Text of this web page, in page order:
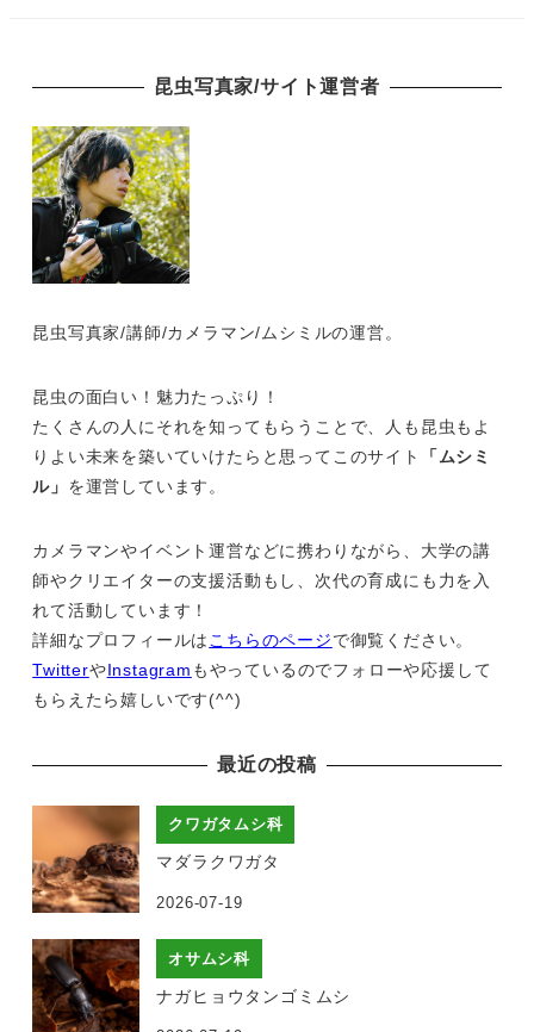
昆虫写真家/サイト運営者
昆虫写真家/講師/カメラマン/ムシミルの運営。
昆虫の面白い！魅力たっぷり！
たくさんの人にそれを知ってもらうことで、人も昆虫もよ
りよい未来を築いていけたらと思ってこのサイト
「ムシミ
ル」 を運営しています。
カメラマンやイベント運営などに携わりながら、大学の講
師やクリエイターの支援活動もし、次代の育成にも力を入
れて活動しています！
詳細なプロフィールは こちらのページで御覧ください。
TwitterやInstagram もやっているのでフォローや応援して
もらえたら嬉しいです(^^)
最近の投稿
クワガタムシ科
マダラクワガタ
2026-07-19
オサムシ科
ナガヒョウタンゴミムシ